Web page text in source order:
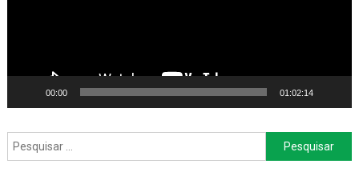
00:00 01:02:14
Pesquisar
por: